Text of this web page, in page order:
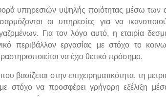
υπηρεσιών υψηλής ποιότητας μέσω των
οι υπηρεσίες για να
Για τον λόγο αυτό, η εταιρία
περιβάλλον εργασίας με στόχο το
να έχει θετικό πρόσημο.
βασίζεται στην επιχειρηματικότητα, τη
στόχο να προσφέρει γρήγορη εξέλιξη